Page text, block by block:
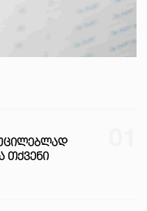
ᲗᲥᲕᲔᲜᲘ